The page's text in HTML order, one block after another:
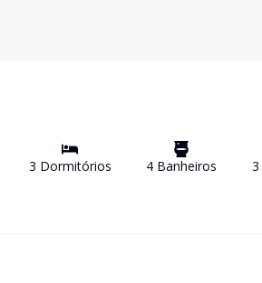
3 Dormitórios 4 Banheiros 3